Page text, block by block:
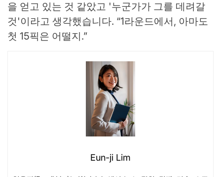
을 얻고 있는 것 같았고 '누군가가 그를 데려갈
것'이라고 생각했습니다. “1라운드에서, 아마도
첫 15픽은 어떨지.”
Eun-ji Lim